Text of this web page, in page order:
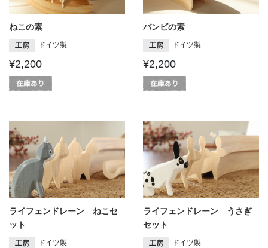
ねこの素
工房 ドイツ製
¥2,200
バンビの素
工房 ドイツ製
¥2,200
ライフェンドレーン ねこセ
ット
工房 ドイツ製
ライフェンドレーン うさぎ
セット
工房 ドイツ製